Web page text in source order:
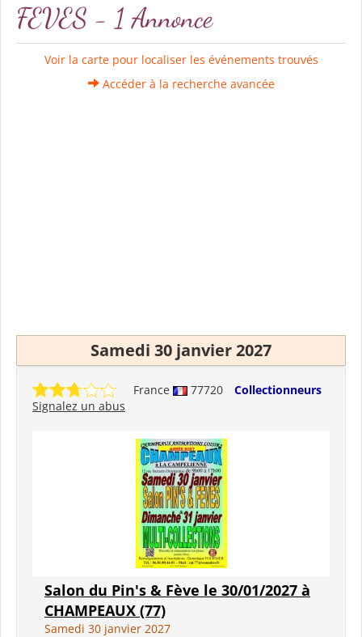
FEVES - 1 Annonce
Voir la carte pour localiser les événements trouvés
Accéder à la recherche avancée
Samedi 30 janvier 2027
France 77720
Collectionneurs
Signalez un abus
Salon du Pin's & Fève le 30/01/2027 à
CHAMPEAUX (77)
Samedi 30 janvier 2027